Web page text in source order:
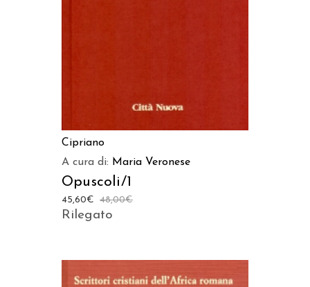
Cipriano
A cura di: Maria Veronese
Opuscoli/1
48,00€
45,60€
Rilegato